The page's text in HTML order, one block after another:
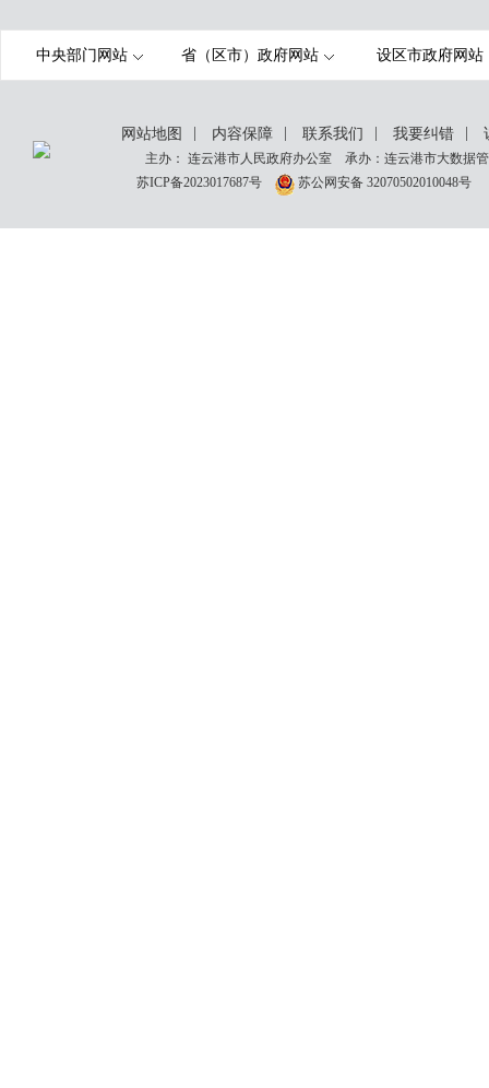
中央部门网站 省（区市）政府网站 设区市政府网站
网站地图 内容保障 联系我们 我要纠错
主办： 连云港市人民政府办公室 承办：连云港市大数据
苏ICP备2023017687号
苏公网安备 32070502010048号